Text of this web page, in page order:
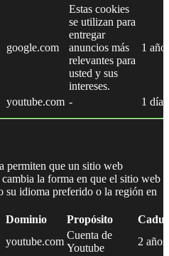
google.com
Estas cookies
se utilizan para
entregar
anuncios más
relevantes para
usted y sus
intereses.
1 año
youtube.com - 1 día
permiten que un sitio web
la forma en que el sitio web
su idioma preferido o la región en
Dominio Propósito
youtube.com
Cuenta de
Youtube
2 años